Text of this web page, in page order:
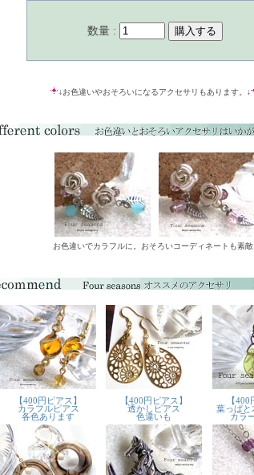
数量 :
↓お色違いやおそろいになるアクセサリもあります。↓
お色違いでカラフルに。おそろいコーディネートも素敵